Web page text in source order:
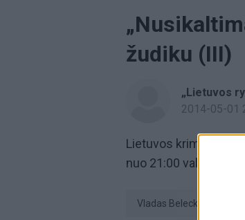
žudiku (III)
„Lietuvos
2014-05-01
Lietuvos
nuo 21:00 val. per
Vladas Beleckas